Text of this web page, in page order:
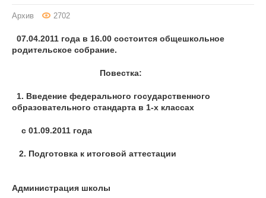
Архив 2702
07.04.2011 года в 16.00 состоится общешкольное
родительское собрание.
Повестка:
1. Введение федерального государственного
образовательного стандарта в 1-х классах
с 01.09.2011 года
2. Подготовка к итоговой аттестации
Администрация школы